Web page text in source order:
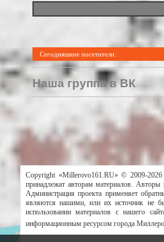
Сегодняшние посетители:
Наша группа в ВК
Copyright «Millerovo161.RU» © 2009-
принадлежат авторам материалов. Авторы
Администрация проекта применяет
являются нашими, или их источник не
использовании материалов с нашего
информационным ресурсом города